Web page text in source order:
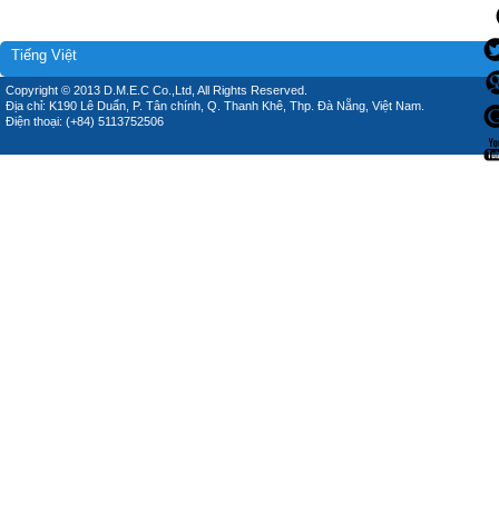
Tiếng Việt
Copyright © 2013 D.M.E.C Co.,Ltd, All Rights Reserved.
Địa chỉ: K190 Lê Duẩn, P. Tân chính, Q. Thanh Khê, Thp. Đà Nẵng, Việt Nam.
Điện thoại: (+84) 5113752506